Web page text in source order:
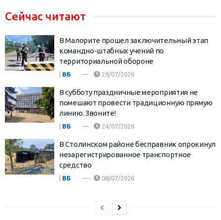
Сейчас читают
В Малорите прошел заключительный этап
командно-штабных учений по
территориальной обороне
ВБ 29/07/2026
В субботу праздничные мероприятия не
помешают провести традиционную прямую
линию. Звоните!
ВБ 24/07/2026
В Столинском районе бесправник опрокинул
незарегистрированное транспортное
средство
ВБ 08/07/2026